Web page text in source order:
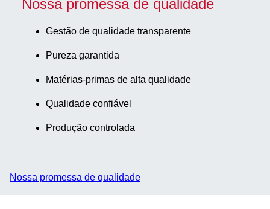
Nossa promessa de qualidade
Gestão de qualidade transparente
Pureza garantida
Matérias-primas de alta qualidade
Qualidade confiável
Produção controlada
Nossa promessa de qualidade